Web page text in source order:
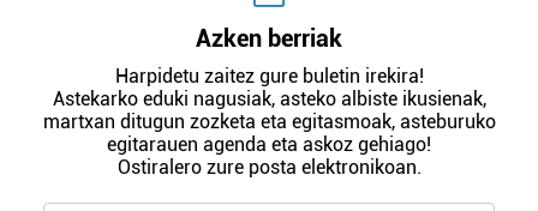
Azken berriak
Harpidetu zaitez gure buletin irekira!
Astekarko eduki nagusiak, asteko albiste ikusienak,
martxan ditugun zozketa eta egitasmoak, asteburuko
egitarauen agenda eta askoz gehiago!
Ostiralero zure posta elektronikoan.